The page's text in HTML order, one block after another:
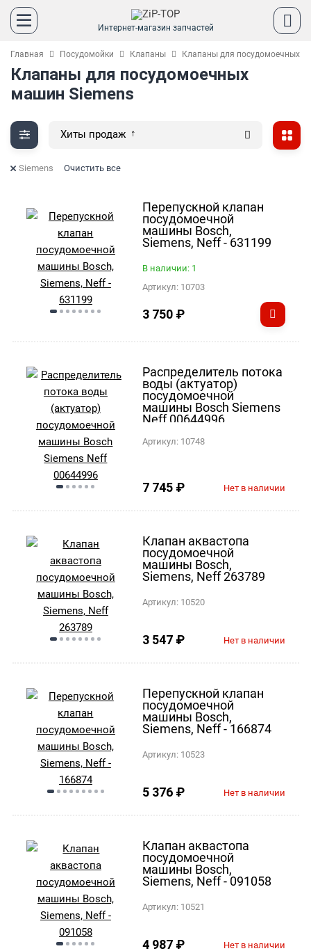
Интернет-магазин запчастей
Главная Посудомойки Клапаны Клапаны для посудомоечных
Клапаны для посудомоечных
машин Siemens
Хиты продаж
Siemens Очистить все
Перепускной клапан
посудомоечной
машины Bosch,
Siemens, Neff - 631199
В наличии: 1
Артикул: 10703
3 750 ₽
Распределитель потока
воды (актуатор)
посудомоечной
машины Bosch Siemens
Neff 00644996
Артикул: 10748
7 745 ₽ Нет в наличии
Клапан аквастопа
посудомоечной
машины Bosch,
Siemens, Neff 263789
Артикул: 10520
3 547 ₽ Нет в наличии
Перепускной клапан
посудомоечной
машины Bosch,
Siemens, Neff - 166874
Артикул: 10523
5 376 ₽ Нет в наличии
Клапан аквастопа
посудомоечной
машины Bosch,
Siemens, Neff - 091058
Артикул: 10521
4 987 ₽ Нет в наличии